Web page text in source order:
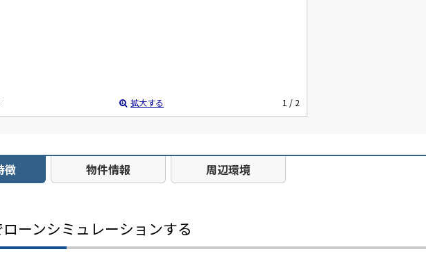
拡大する 1 / 2
徴 物件情報 周辺環境
ーンシミュレーションする